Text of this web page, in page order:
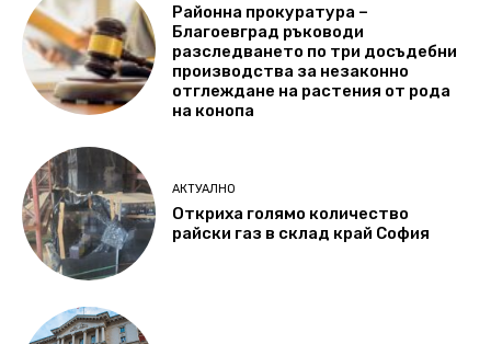
Районна прокуратура –
Благоевград ръководи
разследването по три досъдебни
производства за незаконно
отглеждане на растения от рода
на конопа
АКТУАЛНО
Откриха голямо количество
райски газ в склад край София